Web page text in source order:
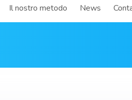
Il nostro metodo News